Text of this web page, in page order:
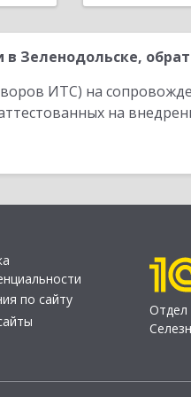
Зеленодольске,
ИТС) на
на
по сайту
Отдел